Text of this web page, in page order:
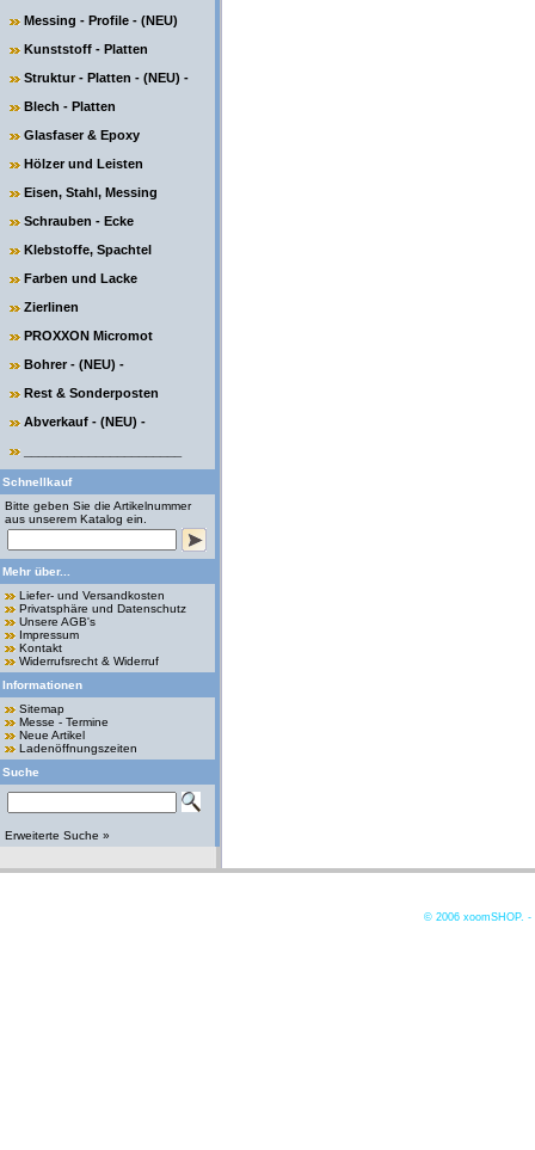
Messing - Profile - (NEU)
Kunststoff - Platten
Struktur - Platten - (NEU) -
Blech - Platten
Glasfaser & Epoxy
Hölzer und Leisten
Eisen, Stahl, Messing
Schrauben - Ecke
Klebstoffe, Spachtel
Farben und Lacke
Zierlinen
PROXXON Micromot
Bohrer - (NEU) -
Rest & Sonderposten
Abverkauf - (NEU) -
Schnellkauf
Bitte geben Sie die Artikelnummer
aus unserem Katalog ein.
Mehr über...
Liefer- und Versandkosten
Privatsphäre und Datenschutz
Unsere AGB's
Impressum
Kontakt
Widerrufsrecht & Widerruf
Informationen
Sitemap
Messe - Termine
Neue Artikel
Ladenöffnungszeiten
Suche
Erweiterte Suche »
© 2006 xoomSHOP. -